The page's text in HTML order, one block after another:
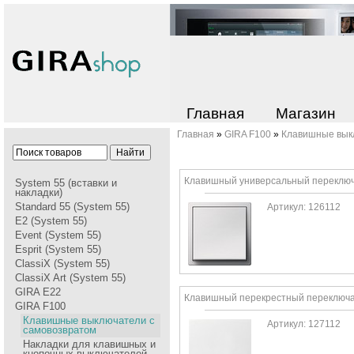
Главная Магазин
System 55 (вставки и
накладки)
Standard 55 (System 55)
E2 (System 55)
Event (System 55)
Esprit (System 55)
ClassiX (System 55)
ClassiX Art (System 55)
GIRA Е22
GIRA F100
Клавишные выключатели с
самовозвратом
Накладки для клавишных и
Главная » GIRA F100 » Клавишные
Клавишный универсальный
Артикул: 126112
Клавишный перекрестный
Артикул: 127112